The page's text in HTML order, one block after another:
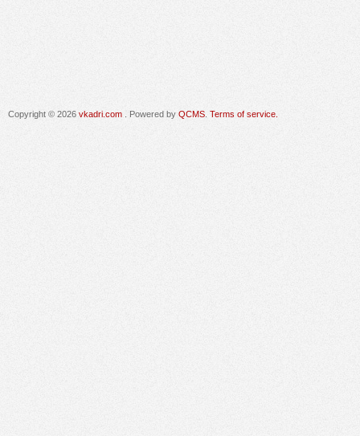
Copyright © 2026 vkadri.com . Powered by QCMS Terms of service.